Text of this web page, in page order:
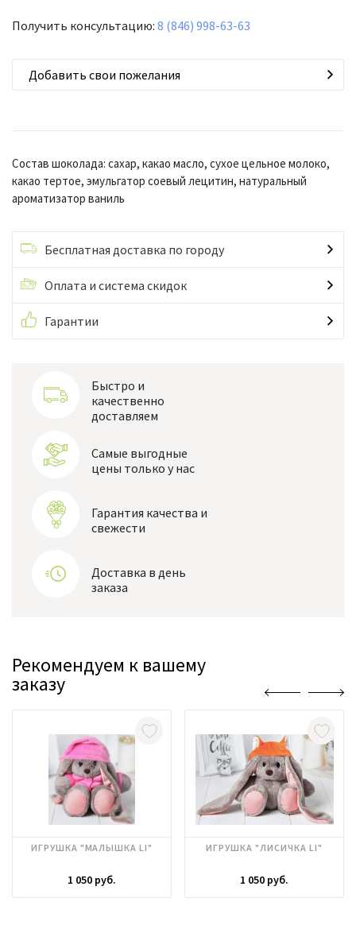
Получить консультацию: 8 (846) 998-63-63
Добавить свои пожелания
Состав шоколада: сахар, какао масло, сухое цельное молоко,
какао тертое, эмульгатор соевый лецитин, натуральный
ароматизатор ваниль
Бесплатная доставка по городу
Оплата и система скидок
Гарантии
Быстро и
качественно
доставляем
Самые выгодные
цены только у нас
Гарантия качества и
свежести
Доставка в день
заказа
Рекомендуем к вашему
заказу
ИГРУШКА "МАЛЫШКА LI"
1 050 руб.
ИГРУШКА "ЛИСИЧКА LI"
1 050 руб.